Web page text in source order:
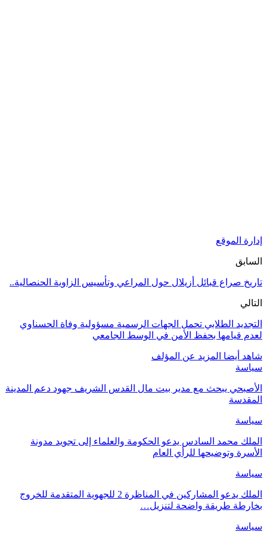
إدارة الموقع
السابق
تاريخ صراع قبائل أزيلال حول المراعي وتأسيس الزاوية الحنصالية..
التالي
التجديد الطلابي تحمل الجهات الرسمية مسؤولية وفاة الحسناوي
لعدم قيامها بحفظ الأمن في الوسط الجامعي
شاهد أيضا المزيد عن المؤلف
سياسة
الأصبحي يبحث مع مدير بيت مال القدس الشريف جهود دعم المدينة
المقدسة
سياسة
الملك محمد السادس يدعو الحكومة والعلماء إلى تجويد مدونة
الأسرة وتوضيحها للرأي العام
سياسة
الملك يدعو المشاركين في المناظرة 2 للجهوية المتقدمة للخروج
بخارطة طريقة واضحة لتنزيل…
سياسة